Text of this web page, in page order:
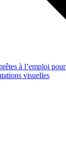
à l’emploi
visuelles